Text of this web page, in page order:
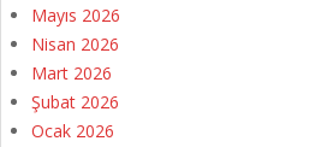
Mayıs 2026
Nisan 2026
Mart 2026
Şubat 2026
Ocak 2026